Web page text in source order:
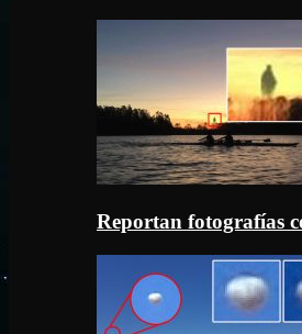
Reportan fotografías